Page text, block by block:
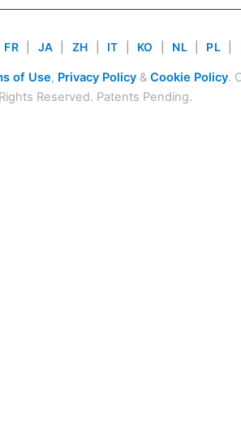
FR JA ZH IT KO NL PL
of Use, Privacy Policy& Cookie Policy.
Rights Reserved. Patents Pending.